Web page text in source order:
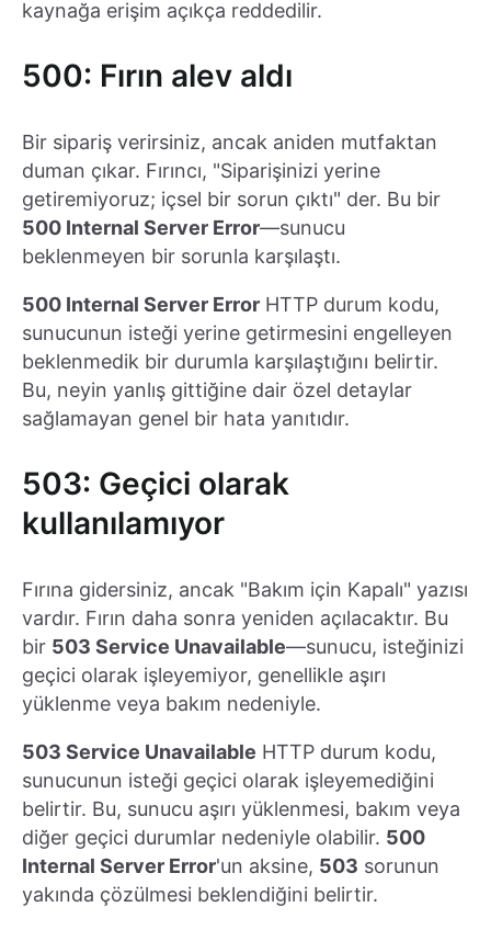
kaynağa erişim açıkça reddedilir.
500: Fırın alev aldı
Bir sipariş verirsiniz, ancak aniden mutfaktan
duman çıkar. Fırıncı, "Siparişinizi yerine
getiremiyoruz; içsel bir sorun çıktı" der. Bu bir
500 Internal Server Error—sunucu
beklenmeyen bir sorunla karşılaştı.
500 Internal Server Error HTTP durum kodu,
sunucunun isteği yerine getirmesini engelleyen
beklenmedik bir durumla karşılaştığını belirtir.
Bu, neyin yanlış gittiğine dair özel detaylar
sağlamayan genel bir hata yanıtıdır.
503: Geçici olarak
kullanılamıyor
Fırına gidersiniz, ancak "Bakım için Kapalı" yazısı
vardır. Fırın daha sonra yeniden açılacaktır. Bu
bir 503 Service Unavailable—sunucu, isteğinizi
geçici olarak işleyemiyor, genellikle aşırı
yüklenme veya bakım nedeniyle.
503 Service Unavailable HTTP durum kodu,
sunucunun isteği geçici olarak işleyemediğini
belirtir. Bu, sunucu aşırı yüklenmesi, bakım veya
diğer geçici durumlar nedeniyle olabilir. 500
Internal Server Error'un aksine, 503 sorunun
yakında çözülmesi beklendiğini belirtir.